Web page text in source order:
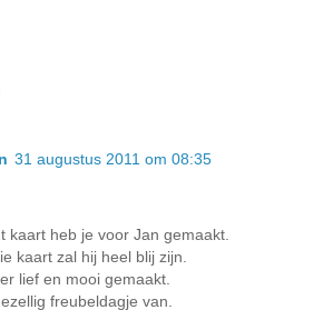
31 augustus 2011 om 08:35
kaart heb je voor Jan gemaakt.
kaart zal hij heel blij zijn.
lief en mooi gemaakt.
freubeldagje van.